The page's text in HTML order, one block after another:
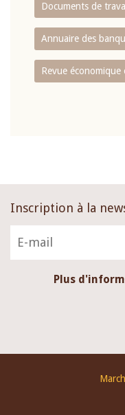
Documents de
Annuaire des
Revue
Inscription à la
Plus